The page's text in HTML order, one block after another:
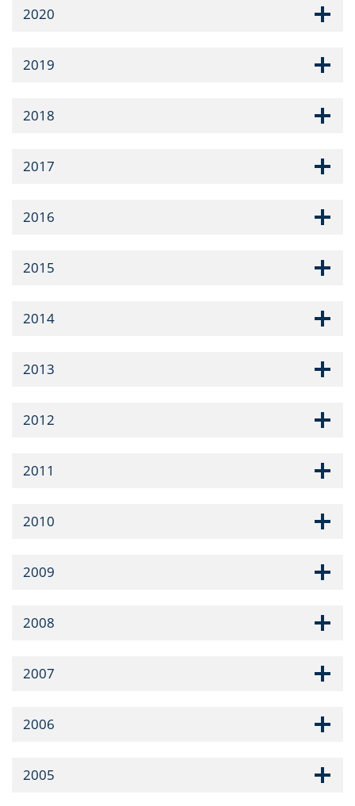
2020
2019
2018
2017
2016
2015
2014
2013
2012
2011
2010
2009
2008
2007
2006
2005